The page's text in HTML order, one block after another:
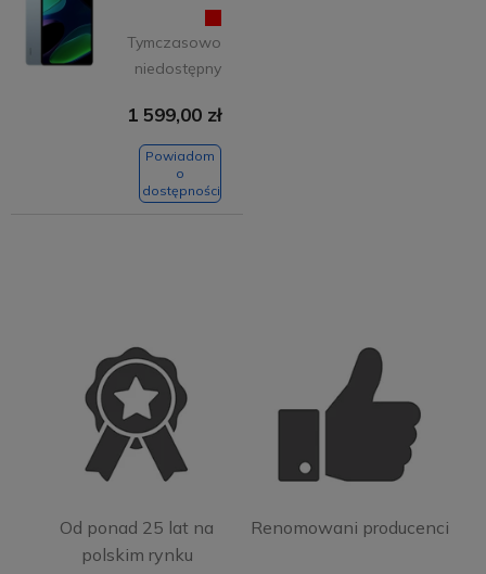
Tymczasowo
niedostępny
1 599,00 zł
Powiadom
o
dostępności
Od ponad 25 lat na
polskim rynku
Renomowani producenci